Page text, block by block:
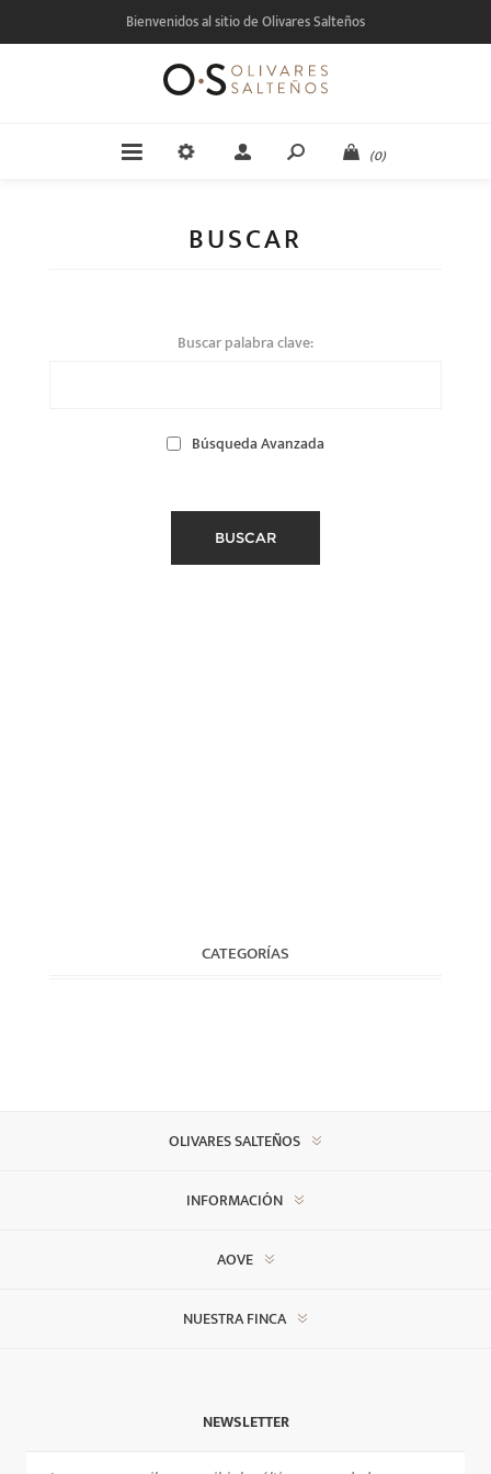
Bienvenidos al sitio de Olivares Salteños
(0)
Buscar palabra clave:
Búsqueda Avanzada
BUSCAR
CATEGORÍAS
OLIVARES SALTEÑOS
INFORMACIÓN
AOVE
NUESTRA FINCA
NEWSLETTER